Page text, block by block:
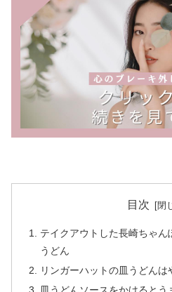
目次
テイクアウトした長崎ちゃん
うどん
リンガーハットの皿うどんは
皿うどんソースをかけるとう